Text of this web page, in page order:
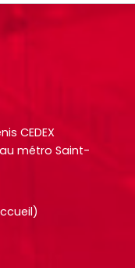
CEDEX
métro Saint-